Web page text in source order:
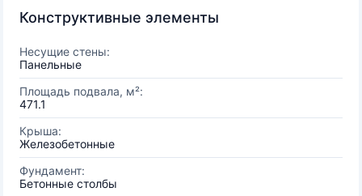
Конструктивные элементы
Несущие стены:
Панельные
Площадь подвала, м²:
471.1
Крыша:
Железобетонные
Фундамент:
Бетонные столбы